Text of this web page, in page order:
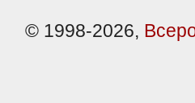
© 1998-2026,